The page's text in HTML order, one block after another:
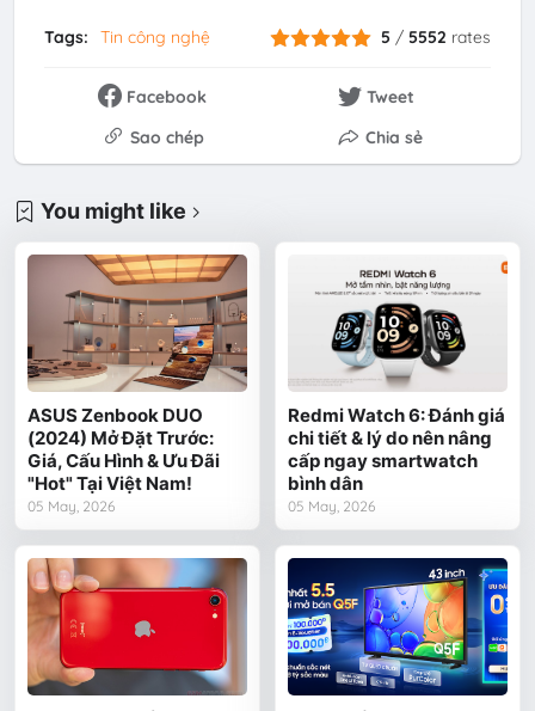
Tags: Tin công nghệ 5 /5552 rates
Facebook
Tweet
Sao chép
Chia sẻ
You might like
ASUS Zenbook DUO
(2024) Mở Đặt Trước:
Giá, Cấu Hình & Ưu Đãi
"Hot" Tại Việt Nam!
05 May, 2026
Redmi Watch 6: Đánh giá
chi tiết & lý do nên nâng
cấp ngay smartwatch
bình dân
05 May, 2026